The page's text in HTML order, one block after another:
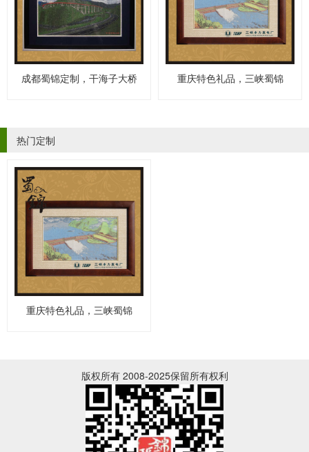
成都蜀锦定制，干海子大桥 重庆特色礼品，三峡蜀锦
热门定制
重庆特色礼品，三峡蜀锦
版权所有 2008-2025保留所有权利